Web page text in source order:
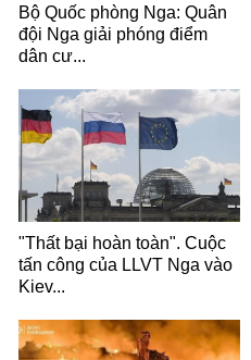
Bộ Quốc phòng Nga: Quân
đội Nga giải phóng điểm
dân cư...
"Thất bại hoàn toàn". Cuộc
tấn công của LLVT Nga vào
Kiev...